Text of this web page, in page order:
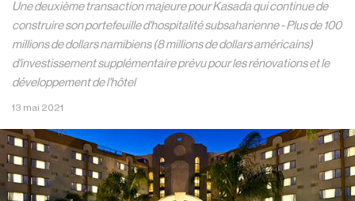
Une deuxième transaction majeure pour Kasada qui continue de
construire son portefeuille d'hospitalité subsaharienne - Plus de 100
millions de dollars namibiens (8 millions de dollars américains)
d'investissement supplémentaire prévu pour les rénovations et le
développement de l'hôtel
13 mai 2021